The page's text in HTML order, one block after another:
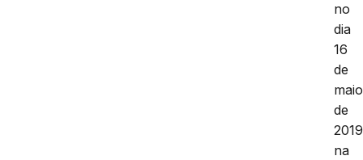
no
dia
16
de
maio
de
2019
na